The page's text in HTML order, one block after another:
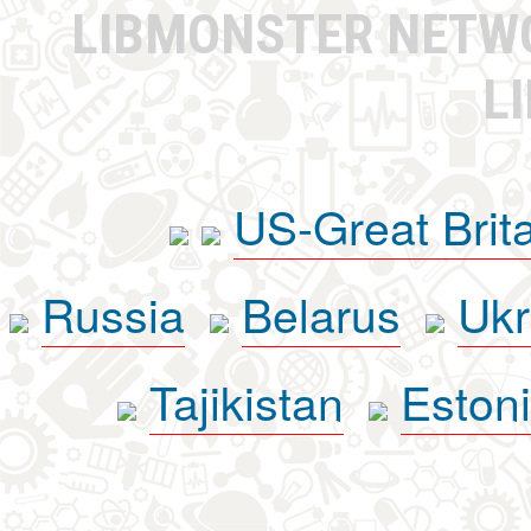
LIBMONSTER
US-Great
Russia
Belarus
Tajikistan